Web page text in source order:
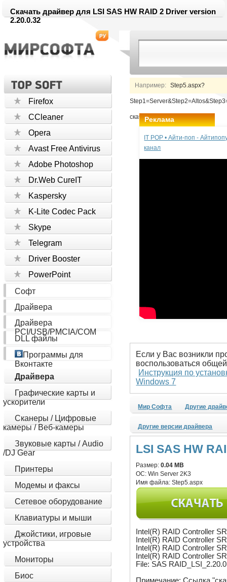
Скачать драйвер для LSI SAS HW RAID 2 Driver version
2.20.0.32
Например: Step5.aspx?
скачать
Firefox
CCleaner
Opera
Avast Free Antivirus
Adobe Photoshop
Dr.Web CureIT
Kaspersky
K-Lite Codec Pack
Skype
Telegram
Driver Booster
PowerPoint
Софт
Драйвера
Драйвера
PCI/USB/PMCIA/COM
DLL файлы
Программы для
Вконтакте
Драйвера
Графические карты и
ускорители
Сканеры / Цифровые
камеры / Веб-камеры
Звуковые карты / Audio
/DJ Gear
Принтеры
Модемы и факсы
Сетевое оборудование
Клавиатуры и мыши
Джойстики, игровые
устройства
Мониторы
Биос
Реклама
IT POP • Айти-поп -
канал
Если у Вас возникли
воспользоваться
Инструкция по
Windows 7
Мир Софта Другие
Другие версии драйвера
LSI SAS HW
Размер:0.04 MB
ОС:Win Server 2K3
Имя файла:Step5.aspx
Intel(R) RAID Controller
Intel(R) RAID Controller
Intel(R) RAID Controller
Intel(R) RAID Controller
File: SAS
Примечание: Ссылка